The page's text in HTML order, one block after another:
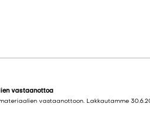
vastaanottoa
vastaanottoon. Lakkautamme